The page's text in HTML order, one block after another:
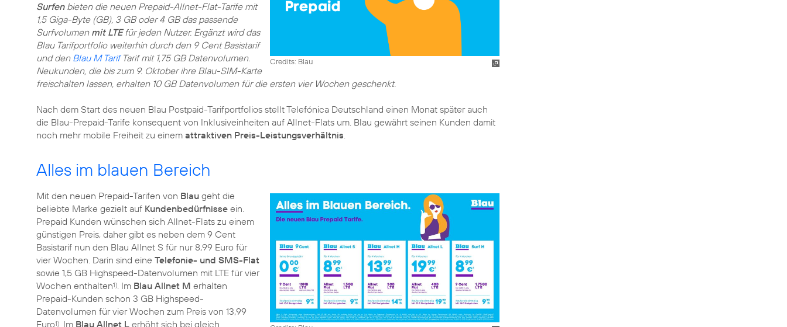
Credits: Blau
Surfenbieten die neuen Prepaid-Allnet-Flat-Tarife mit
1,5 Giga-Byte (GB), 3 GB oder 4 GB das passende
Surfvolumen mit LTEfür jeden Nutzer. Ergänzt wird das
Blau Tarifportfolio weiterhin durch den 9 Cent Basistarif
und den Blau M TarifTarif mit 1,75 GB Datenvolumen.
Neukunden, die bis zum 9. Oktober ihre Blau-SIM-Karte
freischalten lassen, erhalten 10 GB Datenvolumen für die ersten vier Wochen geschenkt.
Nach dem Start des neuen Blau Postpaid-Tarifportfolios stellt Telefónica Deutschland einen Monat später auch
die Blau-Prepaid-Tarife konsequent von Inklusiveinheiten auf Allnet-Flats um. Blau gewährt seinen Kunden damit
noch mehr mobile Freiheit zu einem attraktiven Preis-Leistungsverhältnis.
Alles im blauen Bereich
Mit den neuen Prepaid-Tarifen von Blau geht die
beliebte Marke gezielt auf Kundenbedürfnisse ein.
Prepaid Kunden wünschen sich Allnet-Flats zu einem
günstigen Preis, daher gibt es neben dem 9 Cent
Basistarif nun den Blau Allnet S für nur 8,99 Euro für
vier Wochen. Darin sind eine Telefonie- und SMS-Flat
sowie 1,5 GB Highspeed-Datenvolumen mit LTE für vier
Wochen enthalten1). Im Blau Allnet M erhalten
Prepaid-Kunden schon 3 GB Highspeed-
Datenvolumen für vier Wochen zum Preis von 13,99
Euro1). Im Blau Allnet L erhöht sich bei gleich